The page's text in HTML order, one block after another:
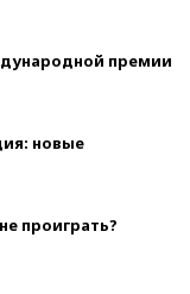
премии
новые
проиграть?